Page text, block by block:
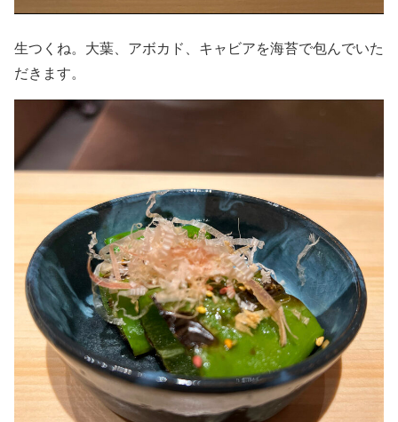
生つくね。大葉、アボカド、キャビアを海苔で包んでいた
だきます。